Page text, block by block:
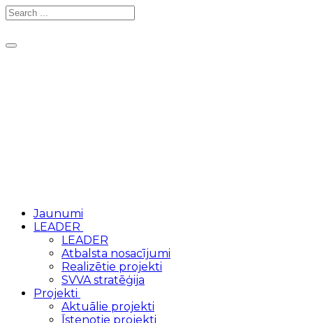
Toggle
Jaunumi
LEADER
LEADER
Atbalsta nosacījumi
Realizētie projekti
SVVA stratēģija
Projekti
Aktuālie projekti
Īstenotie projekti